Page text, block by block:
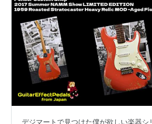
デジマートで見つけた僕が欲しい楽器シ